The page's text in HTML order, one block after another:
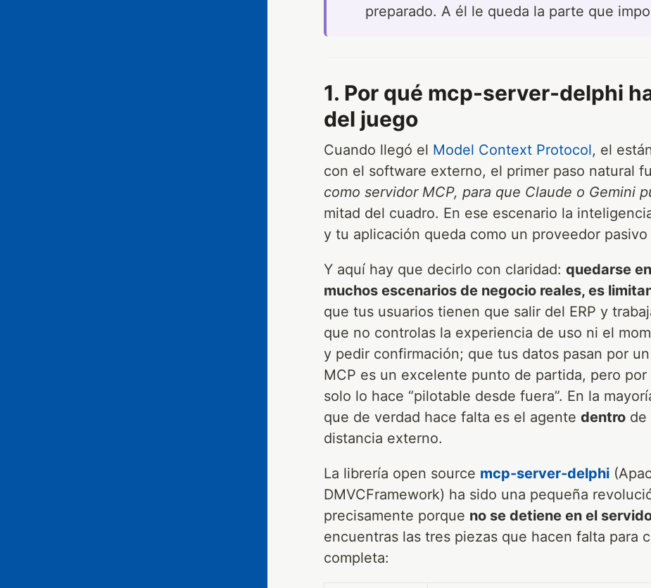
preparado. A él le queda la parte que
1. Por qué mcp-server-delphi
del juego
Cuando llegó el Model Context Protocol, el
con el software externo, el primer paso natural
como servidor MCP, para que Claude o Gemini
mitad del cuadro. En ese escenario la
y tu aplicación queda como un proveedor
Y aquí hay que decirlo con claridad: quedarse
muchos escenarios de negocio reales, es
que tus usuarios tienen que salir del ERP y
que no controlas la experiencia de uso ni el
y pedir confirmación; que tus datos pasan por
MCP es un excelente punto de partida, pero
solo lo hace “pilotable desde fuera”. En la
que de verdad hace falta es el agente dentro de
distancia externo.
La librería open source mcp-server-delphi
DMVCFramework) ha sido una pequeña
precisamente porque no se detiene en el
encuentras las tres piezas que hacen falta para
completa: